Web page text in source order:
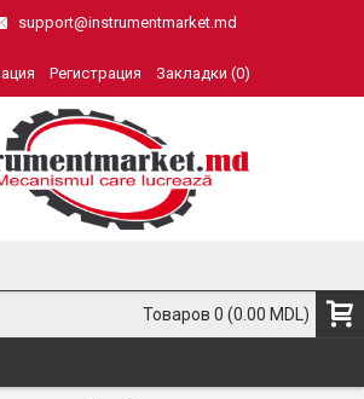
support@instrumentmarket.md
Регистрация Закладки (0)
Товаров 0 (0.00 MDL)